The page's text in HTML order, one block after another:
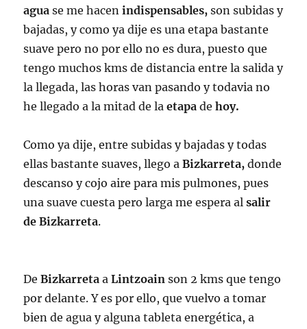
agua se me hacenindispensables, son subidas y
bajadas, y como ya dije es una etapa bastante
suave pero no por ello no es dura, puesto que
tengo muchos kms de distancia entre la salida y
la llegada, las horas van pasando y todavia no
he llegado a la mitad de laetapa dehoy.
Como ya dije, entre subidas y bajadas y todas
ellas bastante suaves, llego aBizkarreta, donde
descanso y cojo aire para mis pulmones, pues
una suave cuesta pero larga me espera al salir
de Bizkarreta.
DeBizkarreta aLintzoain son 2 kms que tengo
por delante. Y es por ello, que vuelvo a tomar
bien de agua y alguna tableta energética, a